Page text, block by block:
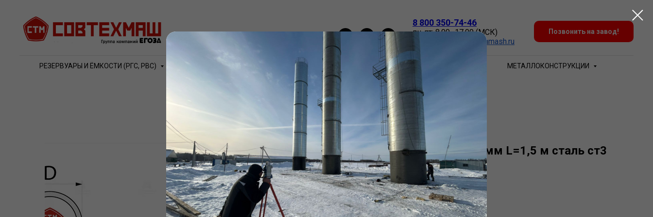
8 800 350-74-46
пн-пт: 8.00–17.00 (МСК)
Zakaz@sovtehmash.ru
Позвонить на завод!
РЕЗЕРВУАРЫ И ЁМКОСТИ (РГС, РВС) ВОДОНАПОРНЫЕ БАШНИ РОЖНОВСКОГО ТРУБЫ
МЕТАЛЛОКОНСТРУКЦИИ
ВАКАНСИИ
КОНТАКТЫ
Труба (обечайка) 1520х16 мм L=1,5 м сталь ст3
ТУ
SKU:1520х16_ст3
132 962 р.